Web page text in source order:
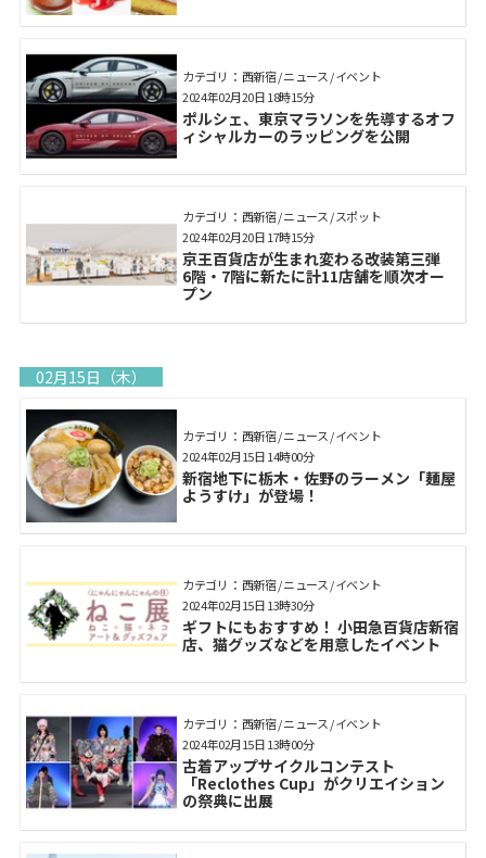
カテゴリ： 西新宿 / ニュース / イベント
ポルシェ、東京マラソンを先導するオフ
ィシャルカーのラッピングを公開
2024年02月20日 18時15分
カテゴリ： 西新宿 / ニュース / スポット
京王百貨店が生まれ変わる改装第三弾
6階・7階に新たに計11店舗を順次オー
プン
2024年02月20日 17時15分
02月15日（木）
カテゴリ： 西新宿 / ニュース / イベント
新宿地下に栃木・佐野のラーメン「麺屋
ようすけ」が登場！
2024年02月15日 14時00分
カテゴリ： 西新宿 / ニュース / イベント
ギフトにもおすすめ！ 小田急百貨店新宿
店、猫グッズなどを用意したイベント
2024年02月15日 13時30分
カテゴリ： 西新宿 / ニュース / イベント
古着アップサイクルコンテスト
「Reclothes Cup」がクリエイション
の祭典に出展
2024年02月15日 13時00分